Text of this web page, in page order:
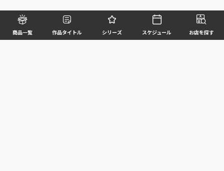
商品一覧 作品タイトル シリーズ スケジュール お店を探す